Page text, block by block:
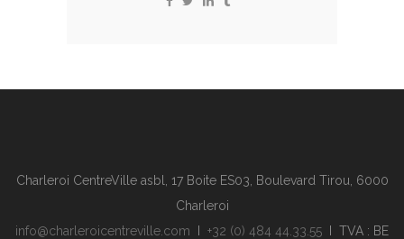
Charleroi CentreVille asbl, 17 Boite ES03, Boulevard Tirou, 6000
Charleroi
info@charleroicentreville.com
+32 (0) 484 44.33.55 I TVA : BE